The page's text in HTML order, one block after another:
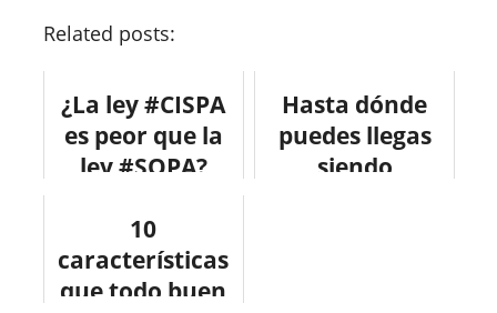
Related posts:
¿La ley #CISPA
es peor que la
ley #SOPA?
#infographic
#internet
Hasta dónde
puedes llegas
siendo
10
características
que todo buen